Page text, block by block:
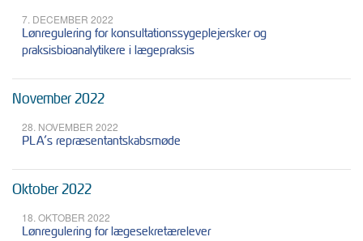
7. DECEMBER 2022
Lønregulering for konsultationssygeplejersker og
praksisbioanalytikere i lægepraksis
November 2022
28. NOVEMBER 2022
PLA’s repræsentantskabsmøde
Oktober 2022
18. OKTOBER 2022
Lønregulering for lægesekretærelever